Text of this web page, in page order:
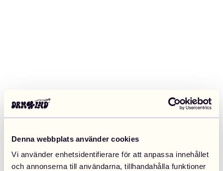
Denna webbplats använder cookies
Vi använder enhetsidentifierare för att anpassa innehållet
och annonserna till användarna, tillhandahålla funktioner